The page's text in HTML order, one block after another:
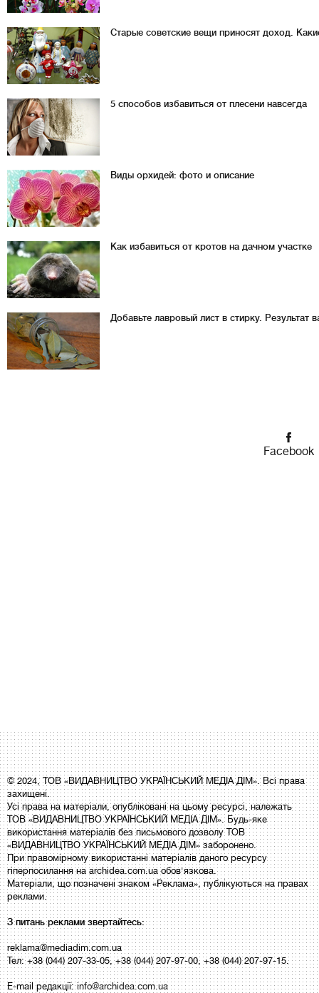
Старые советские вещи приносят доход.
5 способов избавиться от плесени навсегда
Виды орхидей: фото и описание
Как избавиться от кротов на дачном участке
Добавьте лавровый лист в стирку. Результат
Facebook
© 2024, ТОВ «ВИДАВНИЦТВО УКРАЇНСЬКИЙ МЕДІА ДІМ». Всі права
захищені.
Усі права на матеріали, опубліковані на цьому ресурсі, належать
ТОВ «ВИДАВНИЦТВО УКРАЇНСЬКИЙ МЕДІА ДІМ». Будь-яке
використання матеріалів без письмового дозволу ТОВ
«ВИДАВНИЦТВО УКРАЇНСЬКИЙ МЕДІА ДІМ» заборонено.
При правомірному використанні матеріалів даного ресурсу
гіперпосилання на archidea.com.ua обов'язкова.
Матеріали, що позначені знаком «Реклама», публікуються на правах
реклами.
З питань реклами звертайтесь:
reklama@mediadim.com.ua
Тел: +38 (044) 207-33-05, +38 (044) 207-97-00, +38 (044) 207-97-15.
E-mail редакції:info@archidea.com.ua